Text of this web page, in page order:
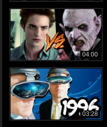
04:00
03:28